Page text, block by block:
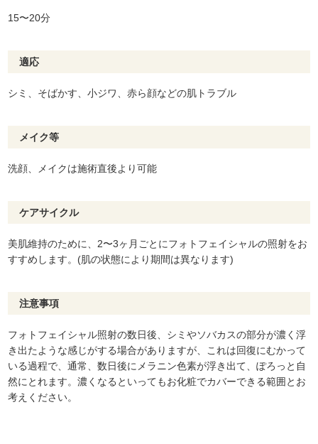
15〜20分
適応
シミ、そばかす、小ジワ、赤ら顔などの肌トラブル
メイク等
洗顔、メイクは施術直後より可能
ケアサイクル
美肌維持のために、2〜3ヶ月ごとにフォトフェイシャルの照射をお
すすめします。(肌の状態により期間は異なります)
注意事項
フォトフェイシャル照射の数日後、シミやソバカスの部分が濃く浮
き出たような感じがする場合がありますが、これは回復にむかって
いる過程で、通常、数日後にメラニン色素が浮き出て、ぽろっと自
然にとれます。濃くなるといってもお化粧でカバーできる範囲とお
考えください。